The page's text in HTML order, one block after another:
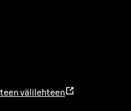
välilehteen